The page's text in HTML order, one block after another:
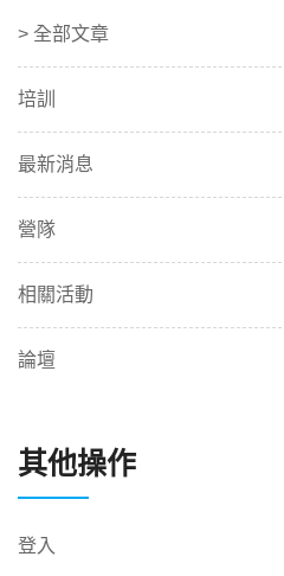
> 全部文章
培訓
最新消息
營隊
相關活動
論壇
其他操作
登入